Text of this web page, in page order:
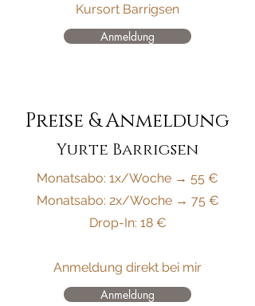
Kursort Barrigsen
Anmeldung
Preise & Anmeldung
Yurte Barrigsen
Monatsabo: 1x/Woche → 55 €
Monatsabo: 2x/Woche → 75 €
Drop-In: 18 €
Anmeldung direkt bei mir
Anmeldung